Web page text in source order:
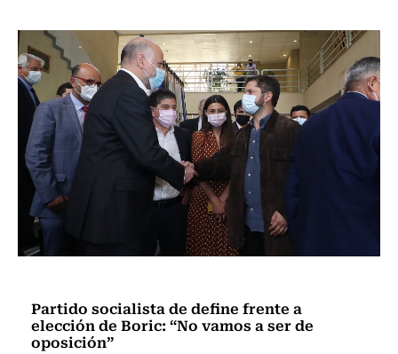
Partido socialista de define frente a
elección de Boric: “No vamos a ser de
oposición”